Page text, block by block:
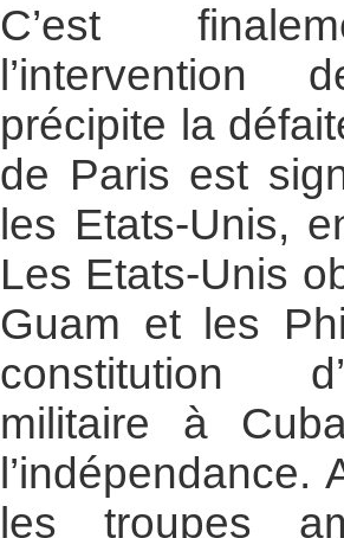
C’est
l’intervention
précipite la
de Paris est
les Etats-Unis,
Les Etats-Unis
Guam et les
constitution
militaire à
les troupes